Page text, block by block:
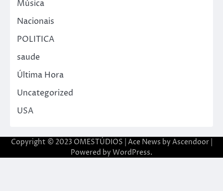
Música
Nacionais
POLITICA
saude
Última Hora
Uncategorized
USA
Copyright © 2023 OMESTÚDIOS | Ace News by Ascendoor|
Powered by WordPress.